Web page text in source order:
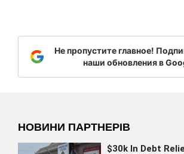
Не пропустите главное!
наши обновления в